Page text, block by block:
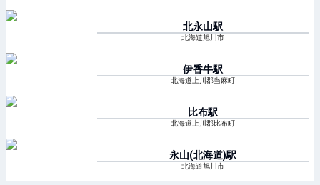
北永山駅
北海道旭川市
伊香牛駅
北海道上川郡当麻町
比布駅
北海道上川郡比布町
永山(北海道)駅
北海道旭川市